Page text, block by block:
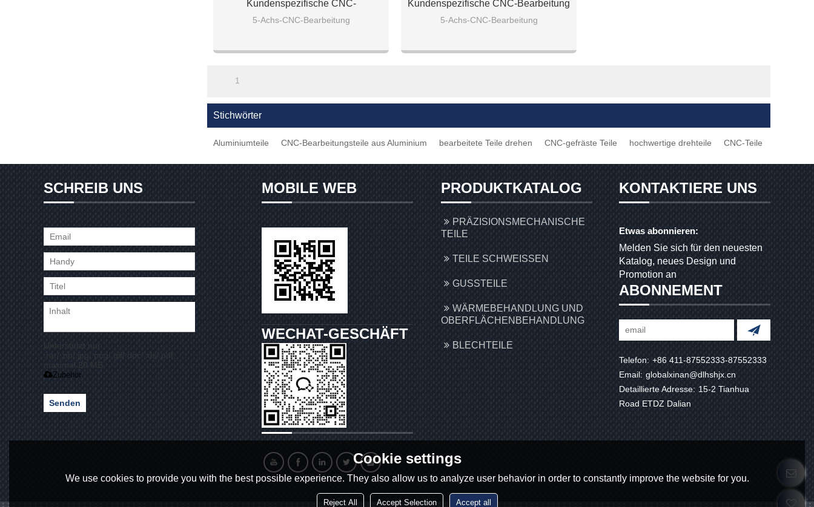
Kundenspezifische CNC-
Bearbeitungsdienstleistungen,
5-Achs-CNC-Bearbeitung
Kundenspezifische CNC-Bearbeitung
Mit Präzisionslaufradteilen
5-Achs-CNC-Bearbeitung
1
Stichwörter
Aluminiumteile CNC-Bearbeitungsteile aus Aluminium bearbeitete Teile drehen CNC-gefräste Teile hochwertige drehteile CNC-Teile
SCHREIB UNS
Unterstützt nur
.rar/.zip/.jpg/.png/.gif/.doc/.xls/.pdf,
maximal 20 MB
Zubehör
Senden
MOBILE WEB
WECHAT-GESCHÄFT
PRODUKTKATALOG
PRÄZISIONSMECHANISCHE
TEILE
TEILE SCHWEISSEN
GUSSTEILE
WÄRMEBEHANDLUNG UND
OBERFLÄCHENBEHANDLUNG
BLECHTEILE
KONTAKTIERE UNS
Etwas abonnieren:
Melden Sie sich für den neuesten
Katalog, neues Design und
Promotion an
ABONNEMENT
Telefon: +86 411-87552333-87552333
Email: globalxinan@dlhshjx.cn
Detaillierte Adresse: 15-2 Tianhua
Road ETDZ Dalian
Cookie settings
We use cookies to provide you with the best possible experience. They also allow us to analyze user behavior in order to constantly improve the website for you.
Reject All Accept Selection Accept all